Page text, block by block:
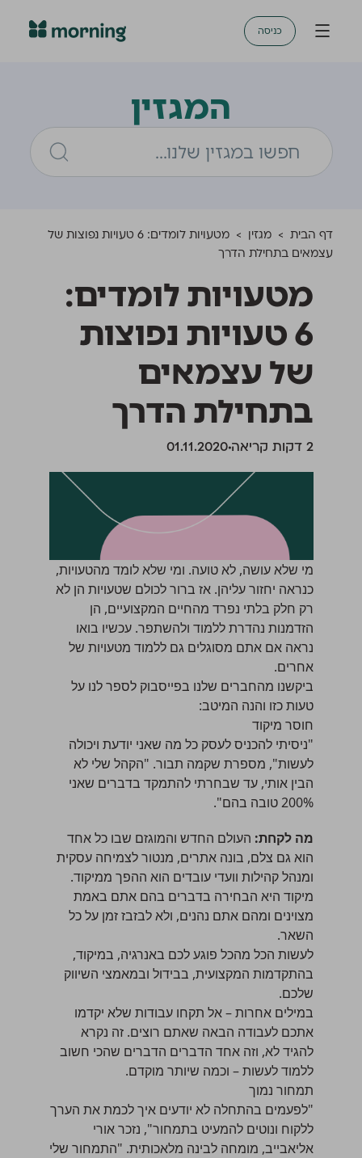
כניסה
המגזין
דף הבית > מגזין >
מטעויות לומדים: 6 טעויות נפוצות של
עצמאים בתחילת הדרך
מטעויות לומדים:
6 טעויות נפוצות
של עצמאים
בתחילת הדרך
‫2 דקות קריאה 01.11.2020
מי שלא עושה, לא טועה. ומי שלא לומד מהטעויות,
כנראה יחזור עליהן. אז ברור לכולם שטעויות הן לא
רק חלק בלתי נפרד מהחיים המקצועיים, הן
הזדמנות נהדרת ללמוד ולהשתפר. עכשיו בואו
נראה אם אתם מסוגלים גם ללמוד מטעויות של
אחרים.
ביקשנו מהחברים שלנו בפייסבוק לספר לנו על
טעות כזו והנה המיטב:
חוסר מיקוד
"ניסיתי להכניס לעסק כל מה שאני יודעת ויכולה
לעשות", מספרת שקמה תבור. "הקהל שלי לא
הבין אותי, עד שבחרתי להתמקד בדברים שאני
200% טובה בהם".
מה לקחת: העולם החדש והמוגזם שבו כל אחד
הוא גם צלם, בונה אתרים, מנטור לצמיחה עסקית
ומנהל קהילות וועדי עובדים הוא ההפך ממיקוד.
מיקוד היא הבחירה בדברים בהם אתם באמת
מצוינים ומהם אתם נהנים, ולא לבזבז זמן על כל
השאר.
לעשות הכל מהכל פוגע לכם באנרגיה, במיקוד,
בהתקדמות המקצועית, בבידול ובמאמצי השיווק
שלכם.
במילים אחרות – אל תקחו עבודות שלא יקדמו
אתכם לעבודה הבאה שאתם רוצים. זה נקרא
להגיד לא, וזה אחד הדברים הדברים שהכי חשוב
ללמוד לעשות – וכמה שיותר מוקדם.
תמחור נמוך
"לפעמים בהתחלה לא יודעים איך לכמת את הערך
ללקוח ונוטים להמעיט בתמחור", נזכר אורי
אליאבייב, מומחה לבינה מלאכותית. "התמחור שלי